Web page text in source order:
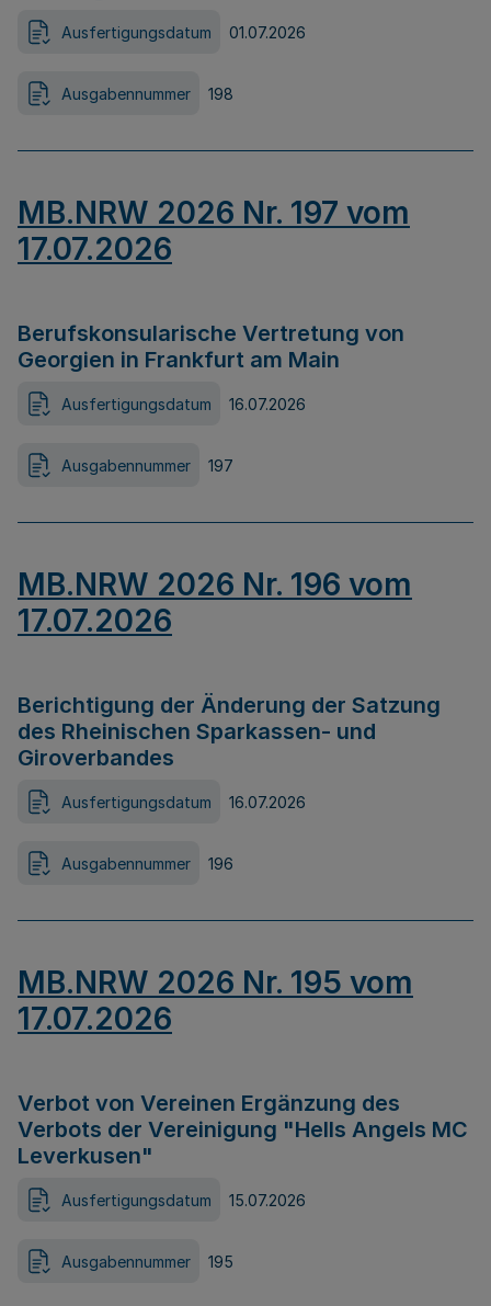
Ausfertigungsdatum 01.07.2026
Ausgabennummer 198
MB.NRW 2026 Nr. 197 vom
17.07.2026
Berufskonsularische Vertretung von
Georgien in Frankfurt am Main
Ausfertigungsdatum 16.07.2026
Ausgabennummer 197
MB.NRW 2026 Nr. 196 vom
17.07.2026
Berichtigung der Änderung der Satzung
des Rheinischen Sparkassen- und
Giroverbandes
Ausfertigungsdatum 16.07.2026
Ausgabennummer 196
MB.NRW 2026 Nr. 195 vom
17.07.2026
Verbot von Vereinen Ergänzung des
Verbots der Vereinigung "Hells Angels MC
Leverkusen"
Ausfertigungsdatum 15.07.2026
Ausgabennummer 195